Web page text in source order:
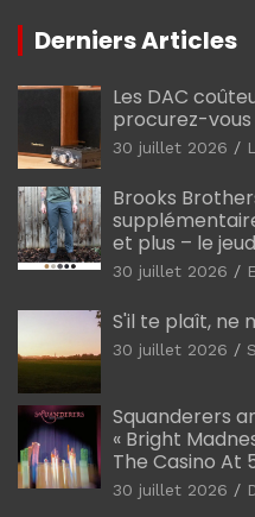
Derniers Articles
Les DAC
procurez-
30 juillet 2026
Brooks
et plus – le
30 juillet 2026
S'il te plaît, ne
30 juillet 2026
Squanderers
« Bright
The Casino At
30 juillet 2026